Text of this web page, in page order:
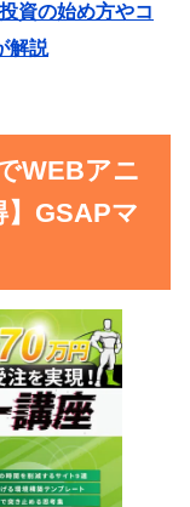
資の始め方やコ
解説
WEBアニ
GSAPマ